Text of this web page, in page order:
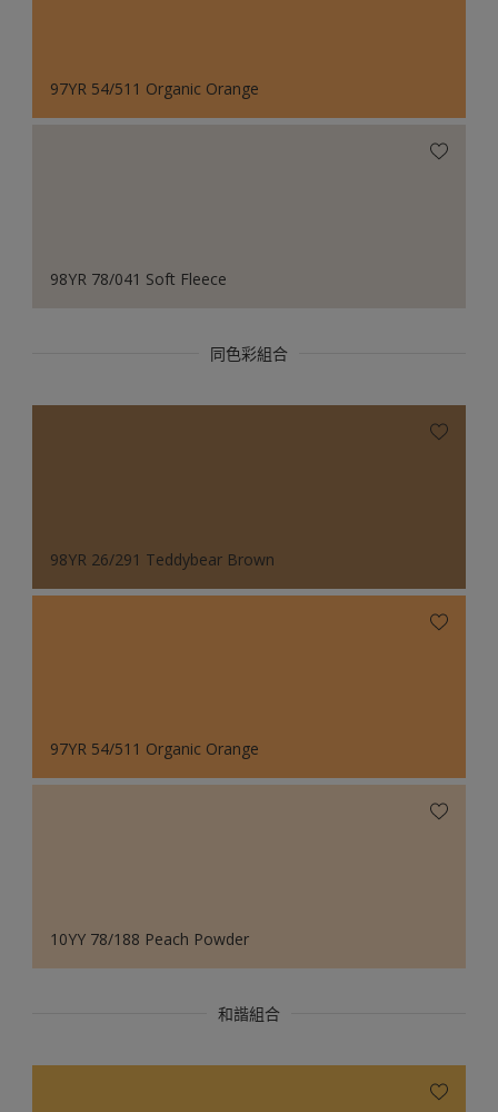
97YR 54/511 Organic Orange
98YR 78/041 Soft Fleece
同色彩組合
98YR 26/291 Teddybear Brown
97YR 54/511 Organic Orange
10YY 78/188 Peach Powder
和諧組合